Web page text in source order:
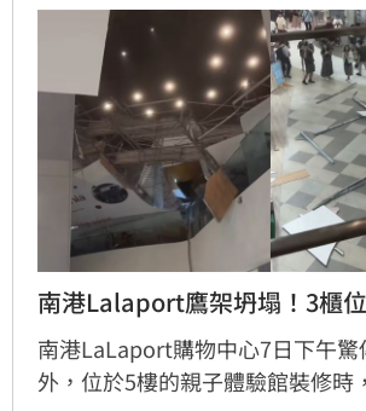
南港Lalaport鷹架坍塌！3櫃
南港LaLaport購物中心7日下午驚
外，位於5樓的親子體驗館裝修時